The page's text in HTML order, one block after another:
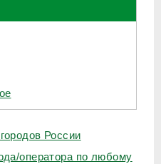
России
оператора по любому